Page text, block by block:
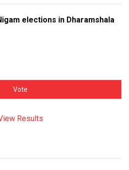
elections in Dharamshala
Results